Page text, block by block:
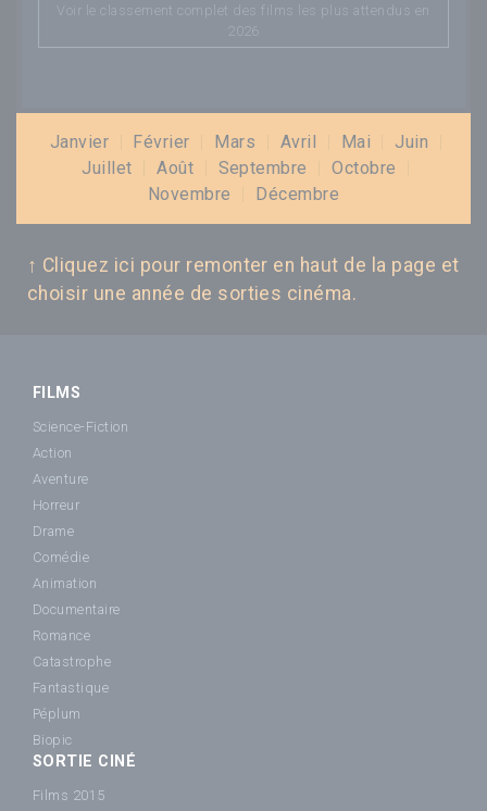
Voir le classement complet des films les plus attendus en
2026
Janvier Février Mars Avril Mai Juin
Juillet
Août Septembre Octobre
Novembre
Décembre
↑ Cliquez ici pour remonter en haut de la page et
choisir une année de sorties cinéma.
FILMS
Science-Fiction
Action
Aventure
Horreur
Drame
Comédie
Animation
Documentaire
Romance
Catastrophe
Fantastique
Péplum
Biopic
SORTIE CINÉ
Films 2015